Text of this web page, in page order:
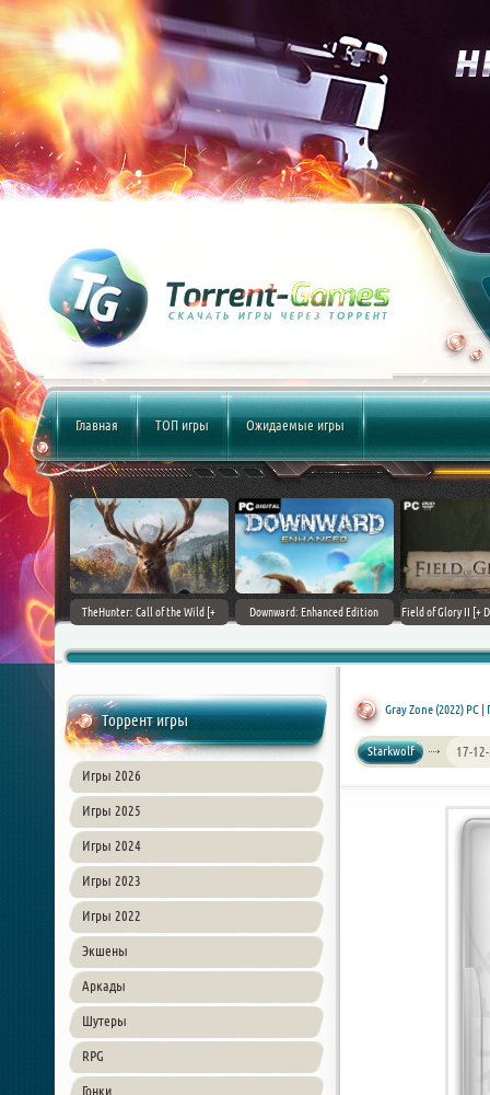
Главная ТОП игры Ожидаемые игры
(2017)
TheHunter: Call of the Wild [+
Downward: Enhanced Edition
Field of Glory II [+
Торрент игры
Игры 2026
Игры 2025
Игры 2024
Игры 2023
Игры 2022
Экшены
Аркады
Шутеры
RPG
Гонки
Gray Zone (2022) PC |
Starkwolf 17-